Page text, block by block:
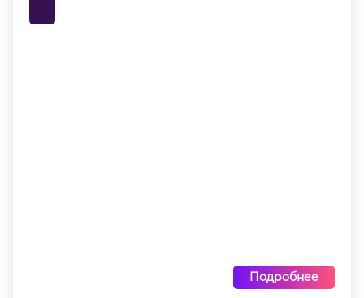
Подробнее